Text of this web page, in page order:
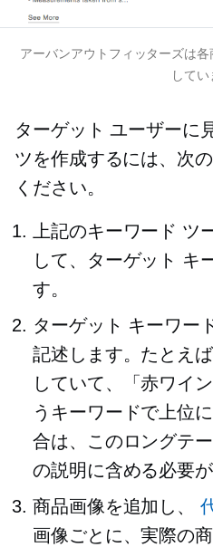
アーバンアウトフィッターズは
してい
ターゲット ユーザーに
ツを作成するには、次
ください。
上記のキーワード ツ
して、ターゲット キ
す。
ターゲット キーワー
記述します。たとえ
していて、「赤ワイ
うキーワードで上位
合は、このロングテ
の説明に含める必要が
商品画像を追加し、
画像ごとに、実際の